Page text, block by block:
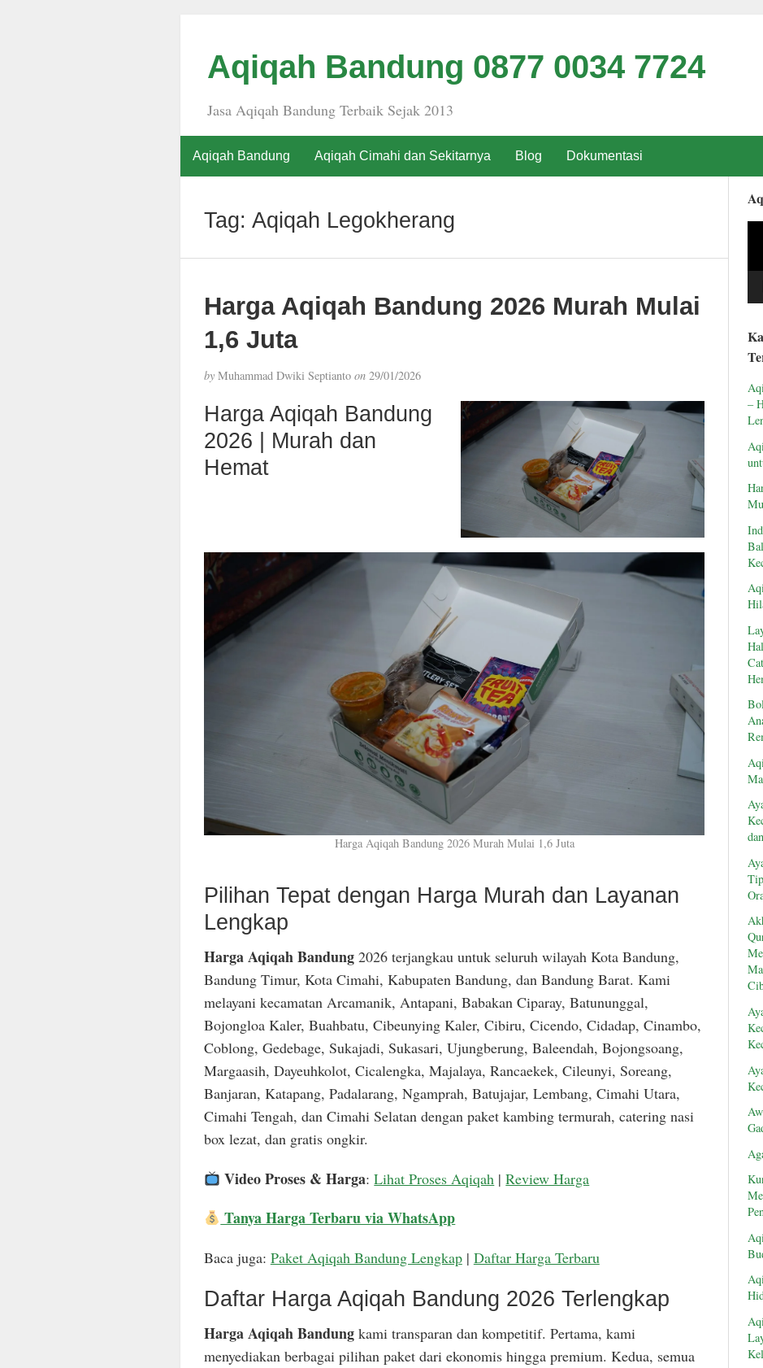
Aqiqah Bandung 0877 0034 7724
Jasa Aqiqah Bandung Terbaik Sejak 2013
Aqiqah Bandung Aqiqah Cimahi dan Sekitarnya Blog Dokumentasi
Tag: Aqiqah Legokherang
Harga Aqiqah Bandung 2026 Murah Mulai
1,6 Juta
byMuhammad Dwiki Septianto on29/01/2026
Harga Aqiqah Bandung
2026 | Murah dan
Hemat
Harga Aqiqah Bandung 2026 Murah Mulai 1,6 Juta
Pilihan Tepat dengan Harga Murah dan Layanan
Lengkap
Harga Aqiqah Bandung2026 terjangkau untuk seluruh wilayah Kota Bandung,
Bandung Timur, Kota Cimahi, Kabupaten Bandung, dan Bandung Barat. Kami
melayani kecamatan Arcamanik, Antapani, Babakan Ciparay, Batununggal,
Bojongloa Kaler, Buahbatu, Cibeunying Kaler, Cibiru, Cicendo, Cidadap, Cinambo,
Coblong, Gedebage, Sukajadi, Sukasari, Ujungberung, Baleendah, Bojongsoang,
Margaasih, Dayeuhkolot, Cicalengka, Majalaya, Rancaekek, Cileunyi, Soreang,
Banjaran, Katapang, Padalarang, Ngamprah, Batujajar, Lembang, Cimahi Utara,
Cimahi Tengah, dan Cimahi Selatan dengan paket kambing termurah, catering nasi
box lezat, dan gratis ongkir.
Video Proses & Harga:Lihat Proses Aqiqah |Review Harga
Tanya Harga Terbaru via WhatsApp
Baca juga: Paket Aqiqah Bandung Lengkap| Daftar Harga Terbaru
Daftar Harga Aqiqah Bandung 2026 Terlengkap
Harga Aqiqah Bandungkami transparan dan kompetitif. Pertama, kami
menyediakan berbagai pilihan paket dari ekonomis hingga premium. Kedua, semua
–